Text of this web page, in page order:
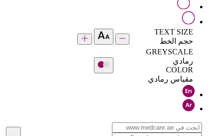
TEXT SIZE
حجم الخط
GREYSCALE
رمادي
COLOR
مقياس رمادي